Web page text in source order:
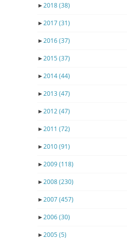
►2018(38)
►2017(31)
►2016(37)
►2015(37)
►2014(44)
►2013 (47)
►2012(47)
►2011 (72)
►2010(91)
►2009(118)
►2008(230)
►2007(457)
►2006(30)
►2005(5)